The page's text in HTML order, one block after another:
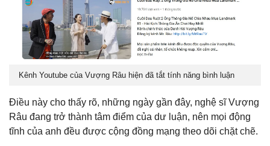
Kênh Youtube của Vượng Râu hiện đã tắt tính năng bình luận
Điều này cho thấy rõ, những ngày gần đây, nghệ sĩ Vượng
Râu đang trở thành tâm điểm của dư luận, nên mọi động
tĩnh của anh đều được cộng đồng mạng theo dõi chặt chẽ.